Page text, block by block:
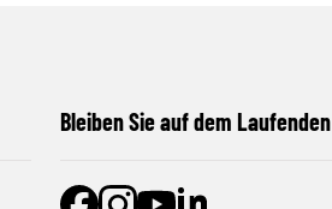
Bleiben Sie auf dem Laufenden